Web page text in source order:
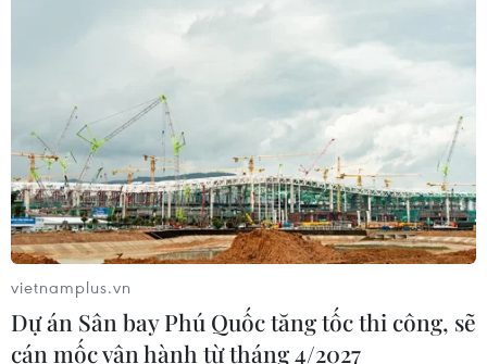
Quy định sử dụng
Ngôn ngữ
TTXVN
Dịch vụ tin
Quảng cáo
Liên hệ
Giấy phép số: 1374/GP-BTTTT do Bộ Thông tin và Truyền thông
cấp ngày 11/9/2008.
vietnamplus.vn
Dự án Sân bay Phú Quốc tăng tốc thi công, sẽ
cán mốc vận hành từ tháng 4/2027